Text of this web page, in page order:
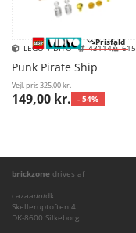
Prisfald
LEGO VIDIYO™ 43114 615
Punk Pirate Ship
Vejl. pris325,00 kr.
149,00 kr. - 54%
brickzone drives af
cazaadotdk
Skelleruptoften 4
DK-8600 Silkeborg